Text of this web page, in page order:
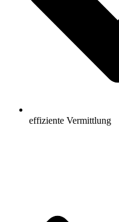
effiziente Vermittlung